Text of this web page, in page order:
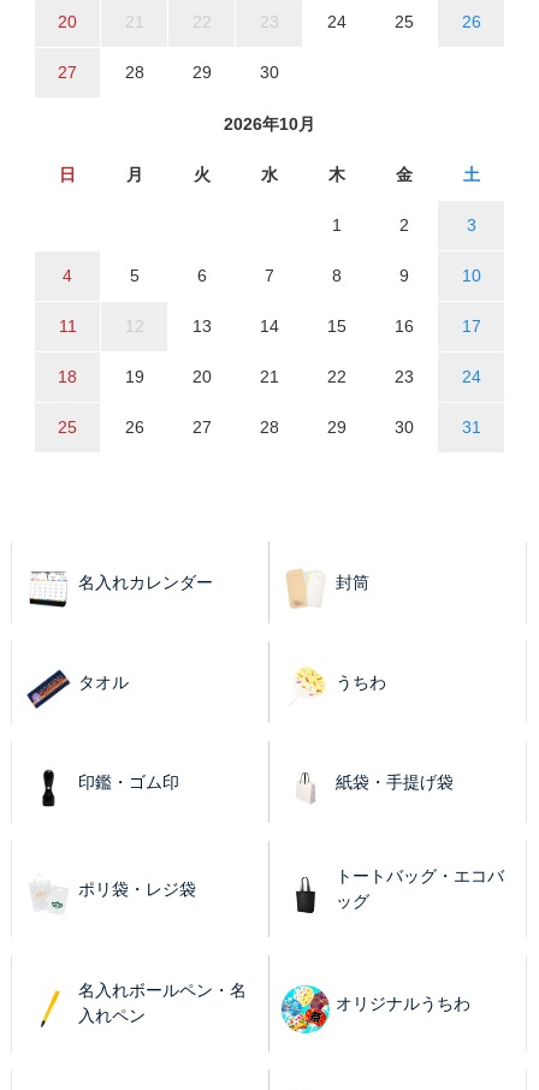
20 21 22 23 24 25 26
27 28 29 30
2026年10月
日 月 火 水 木 金 土
1 2 3
4 5 6 7 8 9 10
11 12 13 14 15 16 17
18 19 20 21 22 23 24
25 26 27 28 29 30 31
名入れカレンダー 封筒
タオル うちわ
印鑑・ゴム印 紙袋・手提げ袋
ポリ袋・レジ袋
トートバッグ・エコバ
ッグ
名入れボールペン・名
入れペン
オリジナルうちわ